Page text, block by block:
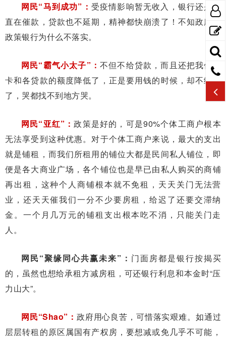
网民“马到成功”： 受疫情影响暂无收入，银行还是一
直在催款，贷款也不延期，精神都快崩溃了！不知政府的
政策银行为什么不落实。
网民“霸气小太子”： 不但不给贷款，而且还把我信用
卡和各贷款的额度降低了，正是要用钱的时候，却不给钱
了，哭都找不到地方哭。
网民“亚红”：政策是好的，可是90%个体工商户根本
无法享受到这种优惠。对于个体工商户来说，最大的支出
就是铺租，而我们所租用的铺位大都是民间私人铺位，即
便是各大商业广场，各个铺位也是早已由私人购买的商铺
再出租，这种个人商铺根本就不免租，天天关门无法营
业，还天天催我们一分不少要房租，给迟了还要交滞纳
金。一个月几万元的铺租支出根本吃不消，只能关门走
人。
网民“聚缘同心共赢未来”： 门面房都是银行按揭买
的，虽然也想给承租方减房租，可还银行利息和本金时“压
力山大”。
网民“Shao”： 政府用心良苦，可惜落实艰难。如通过
层层转租的原区属国有产权房，要想减或免几乎不可能，